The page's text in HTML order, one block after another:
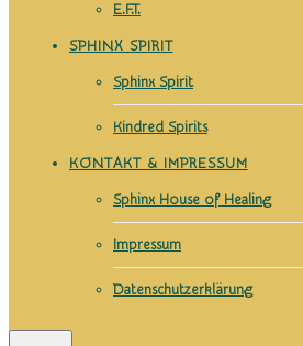
E.F.T.
SPHINX SPIRIT
Sphinx Spirit
Kindred Spirits
KONTAKT & IMPRESSUM
Sphinx House of Healing
Impressum
Datenschutzerklärung